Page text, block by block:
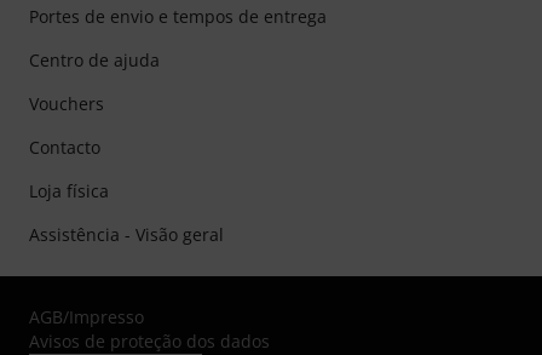
Portes de envio e tempos de entrega
Centro de ajuda
Vouchers
Contacto
Loja física
Assistência - Visão geral
AGB/Impresso
Avisos de proteção dos dados